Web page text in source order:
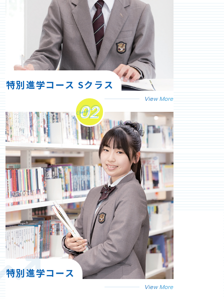
特別進学コース Sクラス
View More
特別進学コース
View More